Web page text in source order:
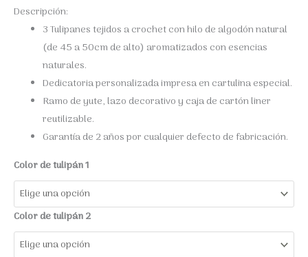
Descripción:
3 Tulipanes tejidos a crochet con hilo de algodón natural
(de 45 a 50cm de alto) aromatizados con esencias
naturales.
Dedicatoria personalizada impresa en cartulina especial.
Ramo de yute, lazo decorativo y caja de cartón liner
reutilizable.
Garantía de 2 años por cualquier defecto de fabricación.
Color de tulipán 1
Color de tulipán 2